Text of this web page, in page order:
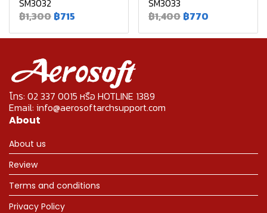
SM3032
฿1,300 ฿715
SM3033
฿1,400 ฿770
โทร: 02 337 0015 หรือ HOTLINE 1389
Email: info@aerosoftarchsupport.com
About
About us
Review
Terms and conditions
Privacy Policy